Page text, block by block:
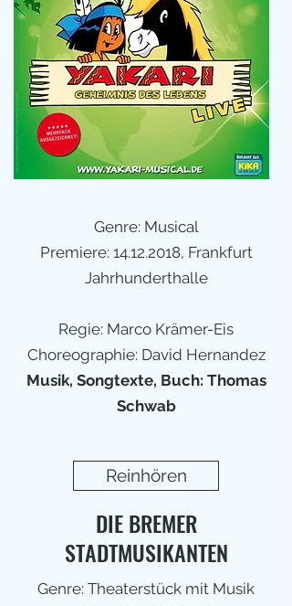
Genre: Musical
Premiere: 14.12.2018, Frankfurt
Jahrhunderthalle
Regie: Marco Krämer-Eis
Choreographie: David Hernandez
Musik, Songtexte, Buch: Thomas
Schwab
Reinhören
DIE BREMER
STADTMUSIKANTEN
Genre: Theaterstück mit Musik